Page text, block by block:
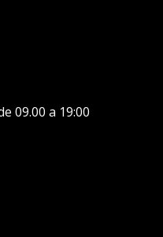
09.00 a 19:00